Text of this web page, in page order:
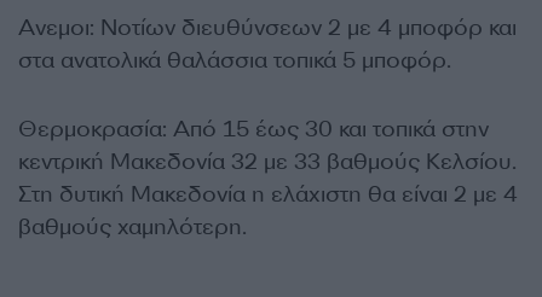
Ανεμοι: Νοτίων διευθύνσεων 2 με 4 μποφόρ και
στα ανατολικά θαλάσσια τοπικά 5 μποφόρ.
Θερμοκρασία: Από 15 έως 30 και τοπικά στην
κεντρική Μακεδονία 32 με 33 βαθμούς Κελσίου.
Στη δυτική Μακεδονία η ελάχιστη θα είναι 2 με 4
βαθμούς χαμηλότερη.